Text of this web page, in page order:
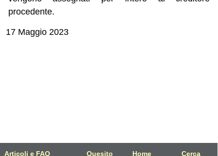
Articoli e FAQ Quesito Home Cerca
procedente.
17 Maggio 2023